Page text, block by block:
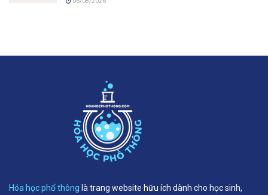
Hóa học phổ thông là trang website hữu ích dành cho học sinh,